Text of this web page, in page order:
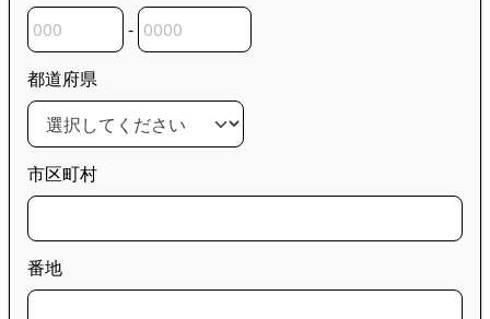
郵便番号の上3桁
-
郵便番号の下4桁
都道府県
市区町村
番地